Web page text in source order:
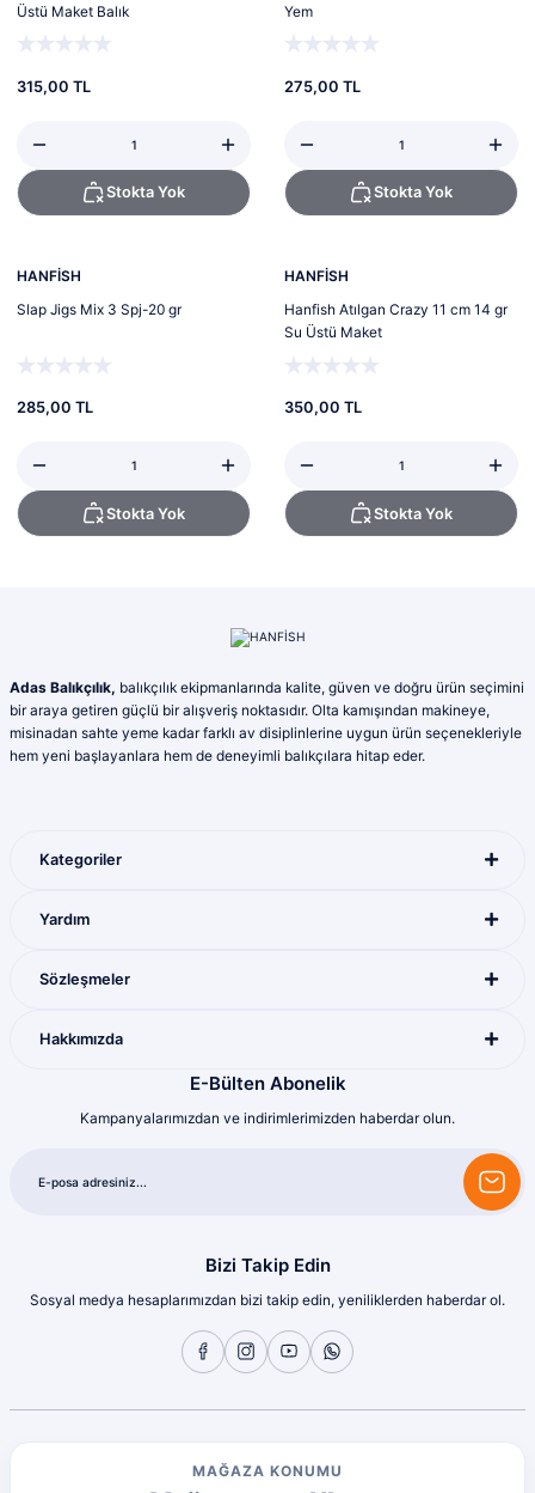
Üstü Maket Balık
315,00 TL
Stokta Yok
Yem
275,00 TL
Stokta Yok
HANFİSH
Slap Jigs Mix 3 Spj-20 gr
285,00 TL
Stokta Yok
HANFİSH
Hanfish Atılgan Crazy 11 cm 14 gr
Su Üstü Maket
350,00 TL
Stokta Yok
Adas Balıkçılık, balıkçılık ekipmanlarında kalite, güven ve doğru ürün seçimini
bir araya getiren güçlü bir alışveriş noktasıdır. Olta kamışından makineye,
misinadan sahte yeme kadar farklı av disiplinlerine uygun ürün seçenekleriyle
hem yeni başlayanlara hem de deneyimli balıkçılara hitap eder.
Kategoriler
Yardım
Sözleşmeler
Hakkımızda
E-Bülten Abonelik
Kampanyalarımızdan ve indirimlerimizden haberdar olun.
Bizi Takip Edin
Sosyal medya hesaplarımızdan bizi takip edin, yeniliklerden haberdar ol.
MAĞAZA KONUMU